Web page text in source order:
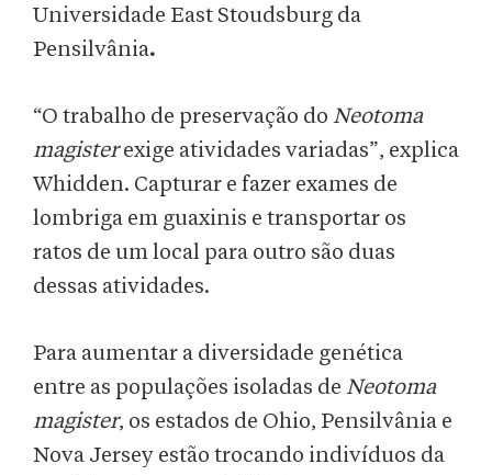
Universidade East Stoudsburg da
Pensilvânia.
“O trabalho de preservação do Neotoma
magisterexige atividades variadas”, explica
Whidden. Capturar e fazer exames de
lombriga em guaxinis e transportar os
ratos de um local para outro são duas
dessas atividades.
Para aumentar a diversidade genética
entre as populações isoladas de Neotoma
magister, os estados de Ohio, Pensilvânia e
Nova Jersey estão trocando indivíduos da